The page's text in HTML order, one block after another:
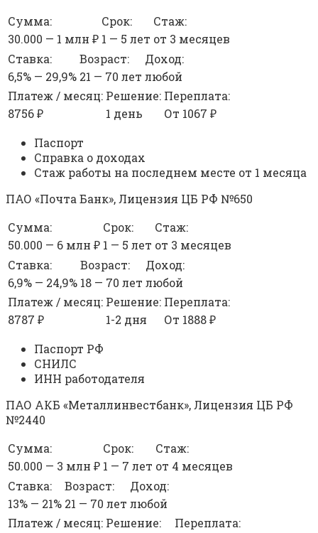
Сумма:
Срок:
Стаж:
30.000 — 1 млн ₽ 1 — 5 лет от 3 месяцев
Ставка:
Возраст:
Доход:
6,5% — 29,9% 21 — 70 лет любой
Платеж / месяц: Решение: Переплата:
8756 ₽
1 день
От 1067 ₽
Паспорт
Справка о доходах
Стаж работы на последнем месте от 1 месяца
ПАО «Почта Банк», Лицензия ЦБ РФ №650
Сумма:
Срок:
Стаж:
50.000 — 6 млн ₽ 1 — 5 лет от 3 месяцев
Ставка:
Возраст:
Доход:
6,9% — 24,9% 18 — 70 лет любой
Платеж / месяц: Решение: Переплата:
8787 ₽
1-2 дня
От 1888 ₽
Паспорт РФ
СНИЛС
ИНН работодателя
ПАО АКБ «Металлинвестбанк», Лицензия ЦБ РФ
№2440
Сумма:
Срок:
Стаж:
50.000 — 3 млн ₽ 1 — 7 лет от 4 месяцев
Ставка:
Возраст:
Доход:
13% — 21% 21 — 70 лет любой
Платеж / месяц: Решение: Переплата: